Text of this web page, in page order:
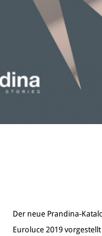
Der neue Prandina-
Euroluce 2019